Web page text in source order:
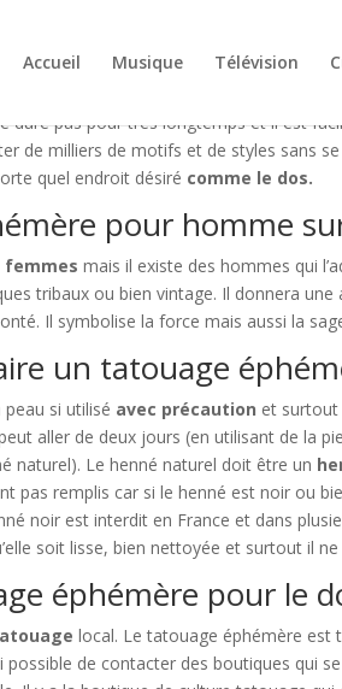
Accueil Musique Télévision
dure pas pour très longtemps et il est
de milliers de motifs et de styles sans
quel endroit désiré comme le dos.
pour homme
femmes mais il existe des hommes qui
tribaux ou bien vintage. Il donnera une
Il symbolise la force mais aussi la
un tatouage
peau si utilisé avec précaution et surtout
aller de deux jours (en utilisant de la
naturel). Le henné naturel doit être un
pas remplis car si le henné est noir ou
noir est interdit en France et dans
soit lisse, bien nettoyée et surtout il
éphémère pour le
local. Le tatouage éphémère est
de contacter des boutiques qui